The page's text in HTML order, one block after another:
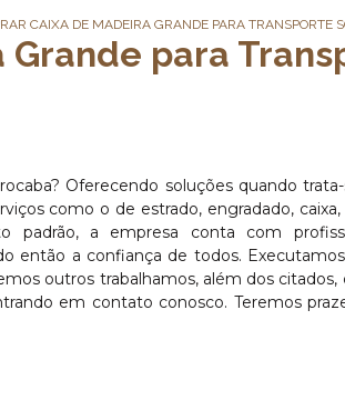
CAIXA DE MADEIRA GRANDE PARA TRANSPORTE
para
Oferecendo soluções quando
como o de estrado, engradado, caixa,
padrão, a empresa conta com
então a confiança de todos.
outros trabalhamos, além dos citados,
em contato conosco. Teremos